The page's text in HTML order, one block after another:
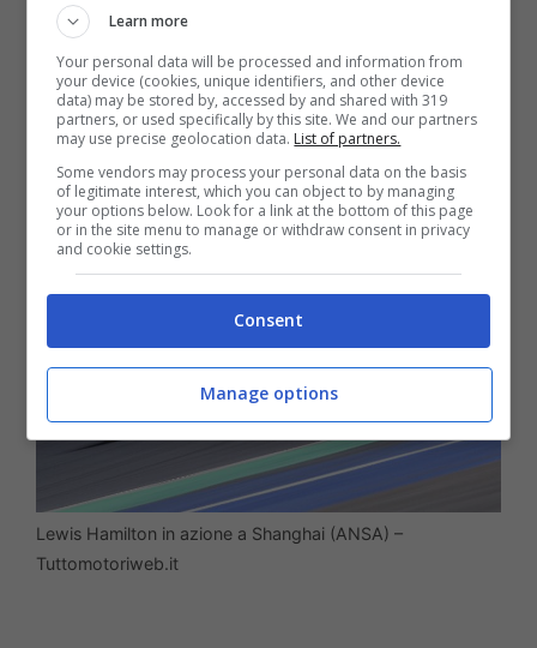
Rossa è competitiva, almeno in parte, solo
quando va oltre i regolamenti, un qualcosa
che non è certamente interpretabile come
una scusate, bensì è un aggravante.
Lewis Hamilton in azione a Shanghai (ANSA) –
Tuttomotoriweb.it
Learn more
Your personal data will be processed and information from
your device (cookies, unique identifiers, and other device
data) may be stored by, accessed by and shared with 319
partners, or used specifically by this site. We and our partners
may use precise geolocation data. List of partners.
Some vendors may process your personal data on the basis
of legitimate interest, which you can object to by managing
your options below. Look for a link at the bottom of this page
or in the site menu to manage or withdraw consent in privacy
and cookie settings.
Consent
Manage options